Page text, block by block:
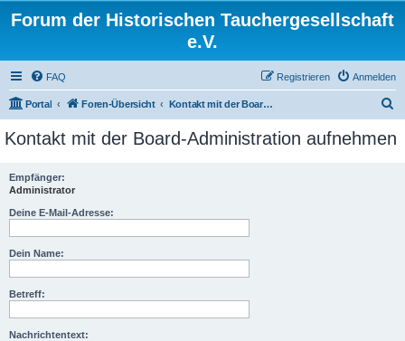
Forum der Historischen Tauchergesellschaft
e.V.
FAQ Anmelden
Registrieren
Portal Foren-Übersicht Kontakt mit der Board-Administration aufnehmen
c
Kontakt mit der Board-Administration aufnehmen
Empfänger:
Administrator
Deine E-Mail-Adresse:
Dein Name:
Betreff:
Nachrichtentext: